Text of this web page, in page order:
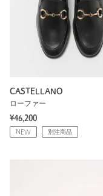
CASTELLANO
ローファー
¥46,200
NEW 別注商品